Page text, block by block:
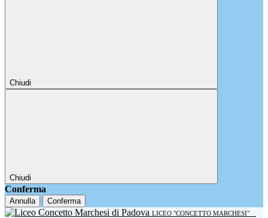
Chiudi
Chiudi
Conferma
Annulla Conferma
LICEO "CONCETTO MARCHESI"